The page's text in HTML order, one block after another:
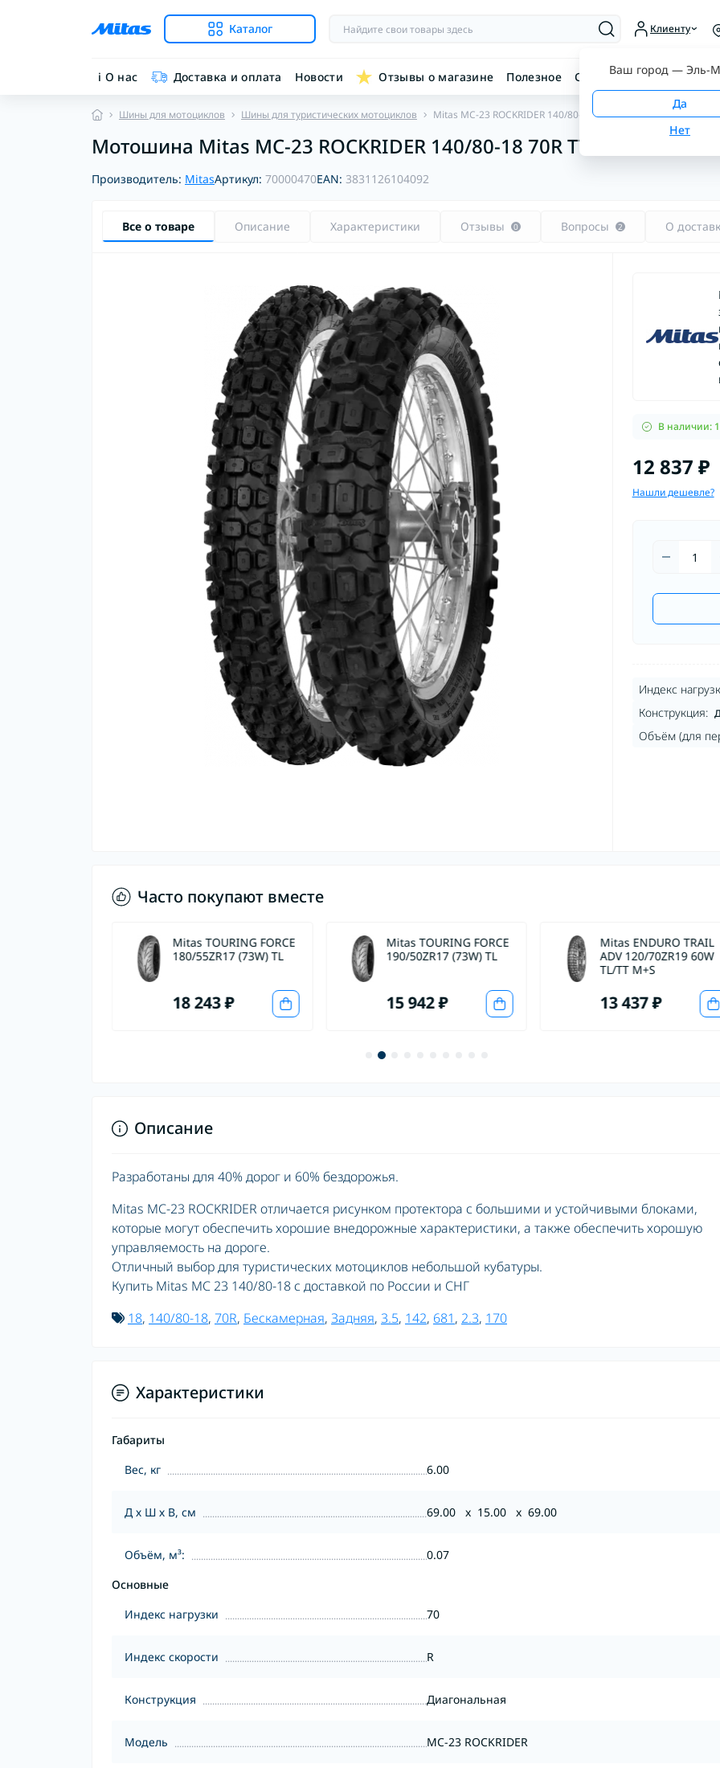
Каталог Клиенту
Ваш город — Эль-
ℹ︎ О нас Доставка и оплата Новости Отзывы о магазине Полезное Связаться с нами
Шины для мотоциклов Шины для туристических мотоциклов Mitas MC-23 ROCKRIDER 140/80-18 70R TT M+S
Мотошина Mitas MC-23 ROCKRIDER 140/80-18 70R TT M+S
Производитель: MitasАртикул: 70000470EAN: 3831126104092
Все о товаре Описание Характеристики Отзывы 0 Вопросы 2 О
В наличии:
12 837 ₽
Нашли дешевле?
Индекс
Конструкция:
Объём (для
Часто покупают вместе
Mitas TOURING FORCE
180/55ZR17 (73W) TL
18 243 ₽
Mitas TOURING FORCE
190/50ZR17 (73W) TL
15 942 ₽
Mitas ENDURO TRAIL
ADV 120/70ZR19 60W
TL/TT M+S
13 437 ₽
Описание
Разработаны для 40% дорог и 60% бездорожья.
Mitas MC-23 ROCKRIDER отличается рисунком протектора с большими и устойчивыми блоками,
которые могут обеспечить хорошие внедорожные характеристики, а также обеспечить хорошую
управляемость на дороге.
Отличный выбор для туристических мотоциклов небольшой кубатуры.
Купить Mitas MC 23 140/80-18 с доставкой по России и СНГ
18, 140/80-18, 70R, Бескамерная, Задняя, 3.5, 142, 681, 2.3, 170
Характеристики
Габариты
Вес, кг
6.00
Д х Ш х В, см 69.00 x 15.00 x 69.00
Объём, м³:
0.07
Основные
Индекс нагрузки
70
Индекс скорости R
Конструкция Диагональная
Модель MC-23 ROCKRIDER